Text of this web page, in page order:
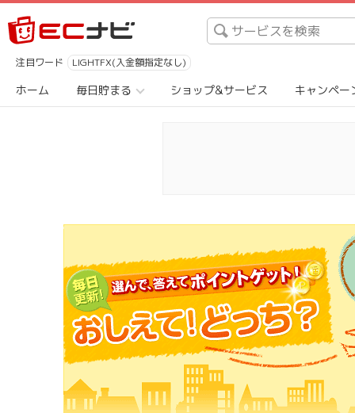
注目ワード LIGHTFX(入金額指定なし)
ホーム 毎日貯まる ショップ&サービス キャンペー